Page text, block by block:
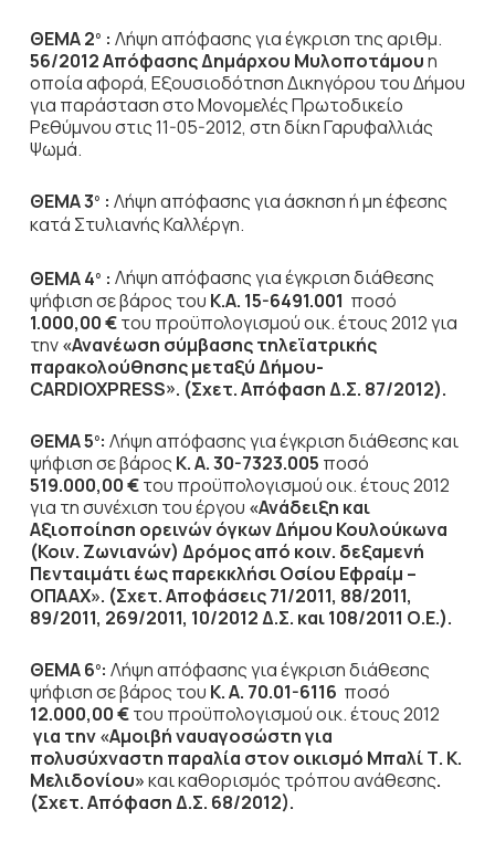
ΘΕΜΑ 2ο : Λήψη απόφασης για έγκριση της αριθμ.
56/2012Απόφασης Δημάρχου Μυλοποτάμουη
οποία αφορά, Εξουσιοδότηση Δικηγόρου του Δήμου
για παράσταση στο Μονομελές Πρωτοδικείο
Ρεθύμνου στις 11-05-2012, στη δίκη Γαρυφαλλιάς
Ψωμά.
ΘΕΜΑ 3ο : Λήψη απόφασης για άσκηση ή μη έφεσης
κατά Στυλιανής Καλλέργη.
ΘΕΜΑ 4ο : Λήψη απόφασης για έγκριση διάθεσης
ψήφιση σε βάρος του Κ.Α. 15-6491.001 ποσό
1.000,00 €του προϋπολογισμού οικ. έτους 2012 για
την«Ανανέωση σύμβασης τηλεϊατρικής
παρακολούθησης μεταξύ Δήμου-
CARDIOXPRESS». (Σχετ. Απόφαση Δ.Σ. 87/2012).
ΘΕΜΑ 5ο: Λήψηαπόφασης για έγκριση διάθεσης και
ψήφιση σε βάρος Κ. Α. 30-7323.005 ποσό
519.000,00 €του προϋπολογισμού οικ. έτους 2012
για τη συνέχιση του έργου «Ανάδειξη και
Αξιοποίηση ορεινών όγκων Δήμου Κουλούκωνα
(Κοιν. Ζωνιανών) Δρόμος από κοιν. δεξαμενή
Πενταιμάτι έως παρεκκλήσι Οσίου Εφραίμ –
ΟΠΑΑΧ». (Σχετ. Αποφάσεις 71/2011, 88/2011,
89/2011, 269/2011, 10/2012 Δ.Σ. και 108/2011 Ο.Ε.).
ΘΕΜΑ 6ο: Λήψηαπόφασης για έγκριση διάθεσης
ψήφιση σε βάρος του Κ. Α. 70.01-6116 ποσό
12.000,00 €του προϋπολογισμού οικ. έτους 2012
για την «Αμοιβή ναυαγοσώστη για
πολυσύχναστη παραλία στον οικισμό Μπαλί Τ. Κ.
Μελιδονίου»και καθορισμός τρόπου ανάθεσης.
(Σχετ. Απόφαση Δ.Σ. 68/2012).